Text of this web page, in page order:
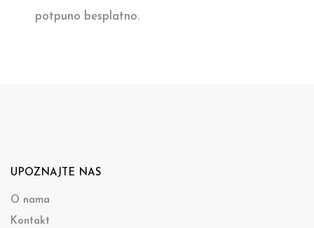
potpuno besplatno.
UPOZNAJTE NAS
O nama
Kontakt